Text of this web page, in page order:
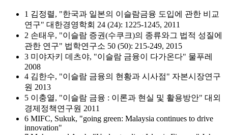
1 김정렬, "한국과 일본의 이슬람금융 도입에 관한 비교
연구" 대한경영학회 24 (24): 1225-1245, 2011
2 손태우, "이슬람 증권(수쿠크)의 종류와그 법적 성질에
관한 연구" 법학연구소 50 (50): 215-249, 2015
3 미야자키 데츠야, "이슬람 금융이 다가온다" 물푸레
2008
4 김한수, "이슬람 금융의 현황과 시사점" 자본시장연구
원 2013
5 이충열, "이슬람 금융 : 이론과 현실 및 활용방안" 대외
경제정책연구원 2011
6 MIFC, Sukuk, "going green: Malaysia continues to drive
innovation"